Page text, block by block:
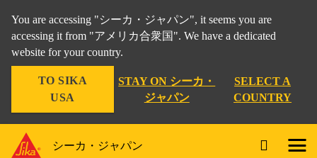
You are accessing "シーカ・ジャパン", it seems you are
accessing it from "アメリカ合衆国". We have a dedicated
website for your country.
TO SIKA
USA
STAY ON シーカ・
ジャパン
SELECT A
COUNTRY
シーカ・ジャパン